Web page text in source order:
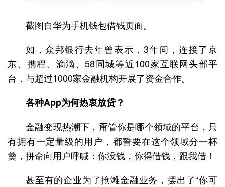
截图自华为手机钱包借钱页面。
如，众邦银行去年曾表示，3年间，连接了京
东、携程、滴滴、58同城等近100家互联网头部平
台，与超过1000家金融机构开展了资金合作。
各种App为何热衷放贷？
金融变现热潮下，甭管你是哪个领域的平台，只
有拥有一定量级的用户，都誓要在这个领域分一杯
羹，拼命向用户呼喊：你没钱，你得借钱，跟我借！
甚至有的企业为了抢滩金融业务，摆出了“你可